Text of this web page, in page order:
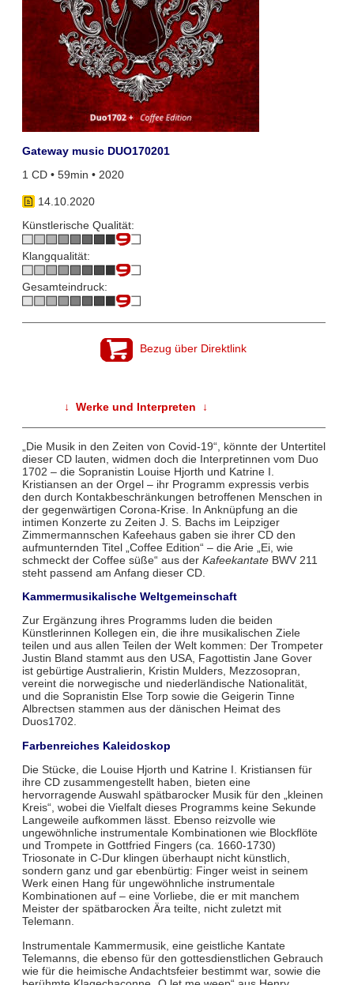
Gateway music DUO170201
1 CD • 59min • 2020
14.10.2020
Künstlerische Qualität:
Klangqualität:
Gesamteindruck:
Bezug über Direktlink
↓ Werke und Interpreten ↓
„Die Musik in den Zeiten von Covid-19“, könnte der Untertitel
dieser CD lauten, widmen doch die Interpretinnen vom Duo
1702 – die Sopranistin Louise Hjorth und Katrine I.
Kristiansen an der Orgel – ihr Programm expressis verbis
den durch Kontakbeschränkungen betroffenen Menschen in
der gegenwärtigen Corona-Krise. In Anknüpfung an die
intimen Konzerte zu Zeiten J. S. Bachs im Leipziger
Zimmermannschen Kafeehaus gaben sie ihrer CD den
aufmunternden Titel „Coffee Edition“ – die Arie „Ei, wie
schmeckt der Coffee süße“ aus der KafeekantateBWV 211
steht passend am Anfang dieser CD.
Kammermusikalische Weltgemeinschaft
Zur Ergänzung ihres Programms luden die beiden
Künstlerinnen Kollegen ein, die ihre musikalischen Ziele
teilen und aus allen Teilen der Welt kommen: Der Trompeter
Justin Bland stammt aus den USA, Fagottistin Jane Gover
ist gebürtige Australierin, Kristin Mulders, Mezzosopran,
vereint die norwegische und niederländische Nationalität,
und die Sopranistin Else Torp sowie die Geigerin Tinne
Albrectsen stammen aus der dänischen Heimat des
Duos1702.
Farbenreiches Kaleidoskop
Die Stücke, die Louise Hjorth und Katrine I. Kristiansen für
ihre CD zusammengestellt haben, bieten eine
hervorragende Auswahl spätbarocker Musik für den „kleinen
Kreis“, wobei die Vielfalt dieses Programms keine Sekunde
Langeweile aufkommen lässt. Ebenso reizvolle wie
ungewöhnliche instrumentale Kombinationen wie Blockflöte
und Trompete in Gottfried Fingers (ca. 1660-1730)
Triosonate in C-Dur klingen überhaupt nicht künstlich,
sondern ganz und gar ebenbürtig: Finger weist in seinem
Werk einen Hang für ungewöhnliche instrumentale
Kombinationen auf – eine Vorliebe, die er mit manchem
Meister der spätbarocken Ära teilte, nicht zuletzt mit
Telemann.
Instrumentale Kammermusik, eine geistliche Kantate
Telemanns, die ebenso für den gottesdienstlichen Gebrauch
wie für die heimische Andachtsfeier bestimmt war, sowie die